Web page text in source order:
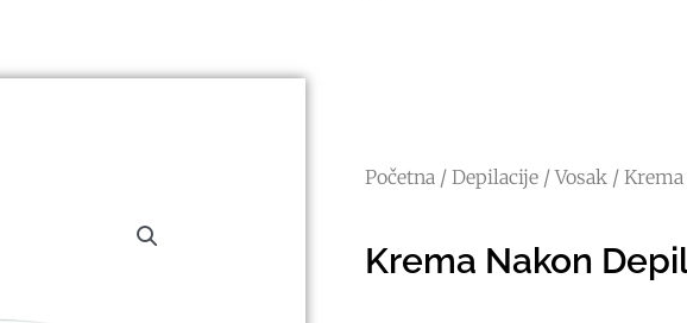
Početna / Depilacije /Vosak /
Krema Nakon